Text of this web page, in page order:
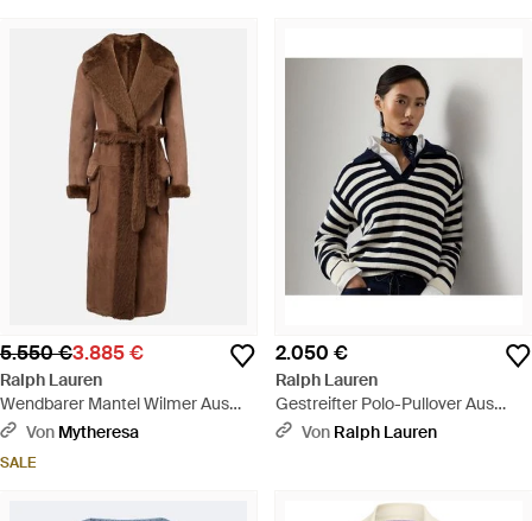
5.550 €3.885 €
Ralph Lauren
Wendbarer Mantel Wilmer Aus
Shearling - Braun
Von Mytheresa
SALE
2.050 €
Ralph Lauren
Gestreifter Polo-Pullover Aus
Kaschmir - Grau
Von Ralph Lauren